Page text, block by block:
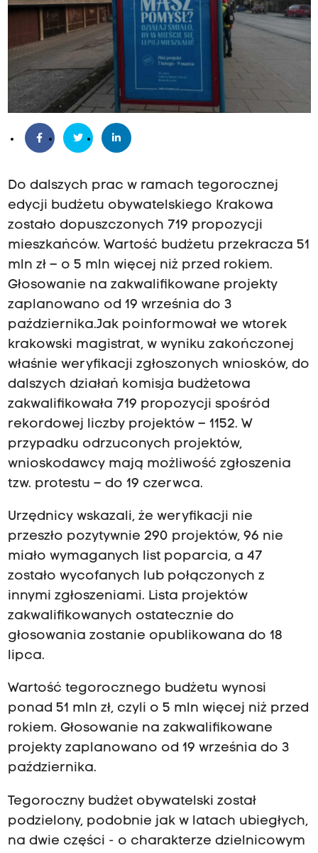
Do dalszych prac w ramach tegorocznej
edycji budżetu obywatelskiego Krakowa
zostało dopuszczonych 719 propozycji
mieszkańców. Wartość budżetu przekracza 51
mln zł – o 5 mln więcej niż przed rokiem.
Głosowanie na zakwalifikowane projekty
zaplanowano od 19 września do 3
października.Jak poinformował we wtorek
krakowski magistrat, w wyniku zakończonej
właśnie weryfikacji zgłoszonych wniosków, do
dalszych działań komisja budżetowa
zakwalifikowała 719 propozycji spośród
rekordowej liczby projektów – 1152. W
przypadku odrzuconych projektów,
wnioskodawcy mają możliwość zgłoszenia
tzw. protestu – do 19 czerwca.
Urzędnicy wskazali, że weryfikacji nie
przeszło pozytywnie 290 projektów, 96 nie
miało wymaganych list poparcia, a 47
zostało wycofanych lub połączonych z
innymi zgłoszeniami. Lista projektów
zakwalifikowanych ostatecznie do
głosowania zostanie opublikowana do 18
lipca.
Wartość tegorocznego budżetu wynosi
ponad 51 mln zł, czyli o 5 mln więcej niż przed
rokiem. Głosowanie na zakwalifikowane
projekty zaplanowano od 19 września do 3
października.
Tegoroczny budżet obywatelski został
podzielony, podobnie jak w latach ubiegłych,
na dwie części - o charakterze dzielnicowym